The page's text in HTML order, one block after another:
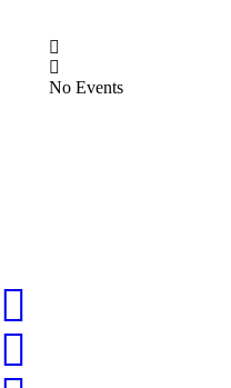
No Events